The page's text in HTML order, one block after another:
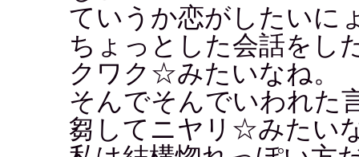
ていうか恋がしたいに
ちょっとした会話をし
クワク☆みたいなね。
そんでそんでいわれた
芻してニヤリ☆みたい